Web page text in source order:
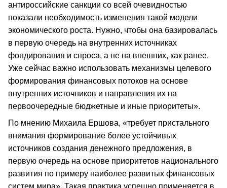
антироссийские санкции со всей очевидностью
показали необходимость изменения такой модели
экономического роста. Нужно, чтобы она базировалась
в первую очередь на внутренних источниках
фондирования и спроса, а не на внешних, как ранее.
Уже сейчас важно использовать механизмы целевого
формирования финансовых потоков на основе
внутренних источников и направления их на
первоочередные бюджетные и иные приоритеты».
По мнению Михаила Ершова, «требует пристального
внимания формирование более устойчивых
источников создания денежного предложения, в
первую очередь на основе приоритетов национального
развития по примеру наиболее развитых финансовых